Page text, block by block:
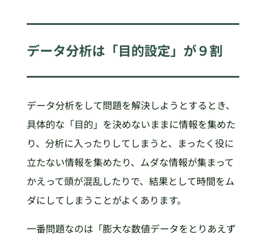
データ分析は「目的設定」が９割
データ分析をして問題を解決しようとするとき、
具体的な「目的」を決めないままに情報を集めた
り、分析に入ったりしてしまうと、まったく役に
立たない情報を集めたり、ムダな情報が集まって
かえって頭が混乱したりで、結果として時間をム
ダにしてしまうことがよくあります。
一番問題なのは「膨大な数値データをとりあえず